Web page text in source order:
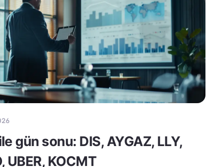
gün sonu: DIS, AYGAZ, LLY,
UBER, KOCMT